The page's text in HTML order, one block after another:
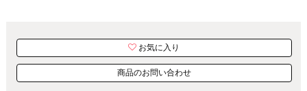
お気に入り
商品のお問い合わせ